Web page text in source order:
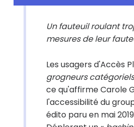
Un fauteuil roulant
mesures de leur
Les usagers d'Accès
grogneurs catégoriels
ce qu'affirme Carole
l'accessibilité du
édito paru en mai